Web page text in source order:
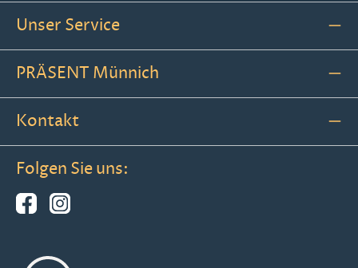
Unser Service
PRÄSENT Münnich
Kontakt
Folgen Sie uns: